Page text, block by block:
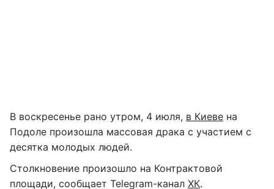
В воскресенье рано утром, 4 июля, в Киеве на
Подоле произошла массовая драка с участием с
десятка молодых людей.
Столкновение произошло на Контрактовой
площади, сообщает Telegram-канал ХК.